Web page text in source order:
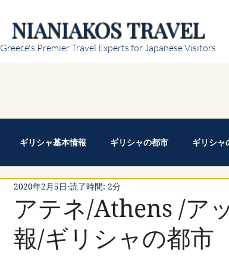
NIANIAKOS TRAVEL
Greece's Premier Travel Experts for Japanese Visitors
ギリシャ基本情報 ギリシャの都市 ギリシャ
アテネ/Athens /ア
報/ギリシャの都市
2020年2月5日 読了時間: 2分